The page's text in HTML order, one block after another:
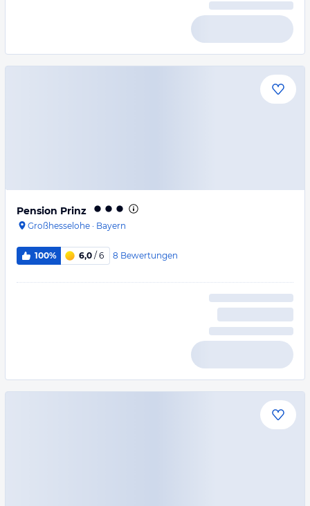
Pension Prinz
Großhesselohe · Bayern
100% 6,0 / 6 8 Bewertungen